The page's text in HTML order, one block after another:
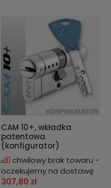
CAM 10+, wkładka
patentowa
(konfigurator)
chwilowy brak towaru -
oczekujemy na dostawę
307,80 zł